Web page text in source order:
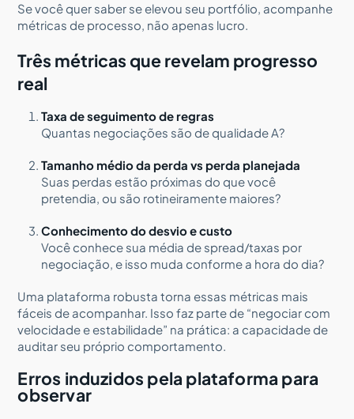
Se você quer saber se elevou seu portfólio, acompanhe
métricas de processo, não apenas lucro.
Três métricas que revelam progresso
real
Taxa de seguimento de regras
Quantas negociações são de qualidade A?
Tamanho médio da perda vs perda planejada
Suas perdas estão próximas do que você
pretendia, ou são rotineiramente maiores?
Conhecimento do desvio e custo
Você conhece sua média de spread/taxas por
negociação, e isso muda conforme a hora do dia?
Uma plataforma robusta torna essas métricas mais
fáceis de acompanhar. Isso faz parte de “negociar com
velocidade e estabilidade” na prática: a capacidade de
auditar seu próprio comportamento.
Erros induzidos pela plataforma para
observar